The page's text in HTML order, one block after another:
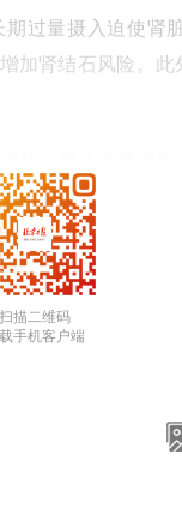
过量摄入迫使肾
加肾结石风险。此
“节约蛋白质”的作
电话：010-85202353
扫描二维码
手机客户端